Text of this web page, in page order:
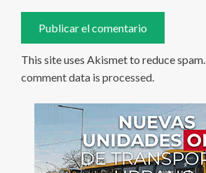
This site uses Akismet to reduce spam.
comment data is processed.